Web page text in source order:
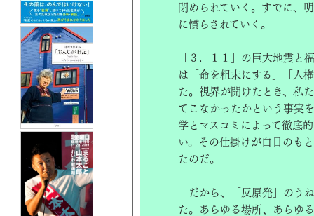
閉められていく。すでに、
に慣らされていく。
「３．１１」の巨大地震と
は「命を粗末にする」「人
た。視界が開けたとき、私
てこなかったかという事実
学とマスコミによって徹底
い。その仕掛けが白日のも
たのだ。
だから、「反原発」のう
た。あらゆる場所、あらゆ